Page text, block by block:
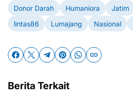
Donor Darah Humaniora Jatim
lintas86
Lumajang Nasional
Berita Terkait